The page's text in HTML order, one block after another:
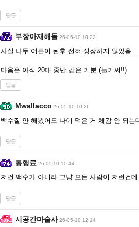
답글
부장아재해돌 26-05-10 10:22
사실 나두 어른이 된후 전혀 성장하지 않았음
마음은 아직 20대 중반 같은 기분 (늘거써!!)
답글
Mwallacco 26-05-10 10:26
백수질 안 해봤어도 나이 먹은 거 체감 안 되
답글
통행료 26-05-10 10:44
저건 백수가 아니라 그냥 모든 사람이 저런건
답글
시공간마술사 26-05-10 12:14